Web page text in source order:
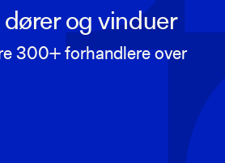
og vinduer
300+ forhandlere over